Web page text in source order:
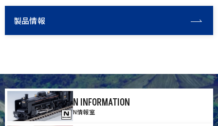
製品情報
N INFORMATION
N情報室